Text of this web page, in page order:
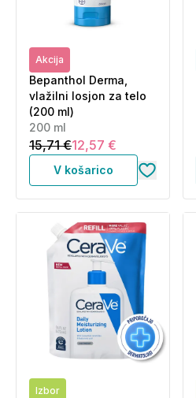
Akcija
Bepanthol Derma,
vlažilni losjon za telo
(200 ml)
200 ml
15,71 €12,57 €
V košarico
Izbor